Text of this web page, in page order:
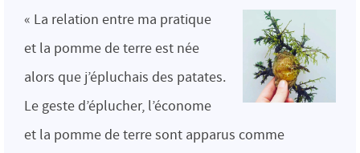
« La relation entre ma pratique
et la pomme de terre est née
alors que j’épluchais des patates.
Le geste d’éplucher, l’économe
et la pomme de terre sont apparus comme